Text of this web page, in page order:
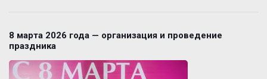
8 марта 2026 года — организация и проведение
праздника